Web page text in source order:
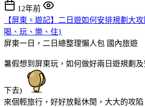
12年前
【屏東。遊記】二日遊如何安排規劃大
喝、玩、樂、住}
屏東一日，二日總整理懶人包 國內旅遊
暑假想到屏東玩，如何做好兩日遊規劃
下去)
來個輕旅行，好好放鬆休閒，大大的攻陷